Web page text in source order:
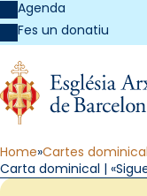
Agenda
Fes un donatiu
Home Cartes
Carta dominical |